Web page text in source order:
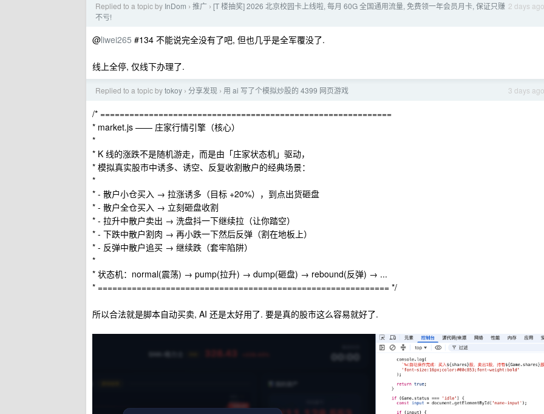
2 days ago
Replied to a topic by InDom › 推广 › [T 楼抽奖] 2026 北京校园卡上线啦, 每月 60G 全国通用流量, 免费领一年会员月卡, 保证只赚
不亏!
@liwei265 #134 不能说完全没有了吧, 但也几乎是全军覆没了.
线上全停, 仅线下办理了.
3 days ago
Replied to a topic bytokoy › 分享发现 › 用 ai 写了个模拟炒股的 4399 网页游戏
/* ============================================================
* market.js —— 庄家行情引擎（核心）
*
* K 线的涨跌不是随机游走，而是由「庄家状态机」驱动，
* 模拟真实股市中诱多、诱空、反复收割散户的经典场景：
*
* - 散户小仓买入 → 拉涨诱多（目标 +20%），到点出货砸盘
* - 散户全仓买入 → 立刻砸盘收割
* - 拉升中散户卖出 → 洗盘抖一下继续拉（让你踏空）
* - 下跌中散户割肉 → 再小跌一下然后反弹（割在地板上）
* - 反弹中散户追买 → 继续跌（套牢陷阱）
*
* 状态机：normal(震荡) → pump(拉升) → dump(砸盘) → rebound(反弹) → ...
* ============================================================ */
所以合法就是脚本自动买卖, AI 还是太好用了. 要是真的股市这么容易就好了.